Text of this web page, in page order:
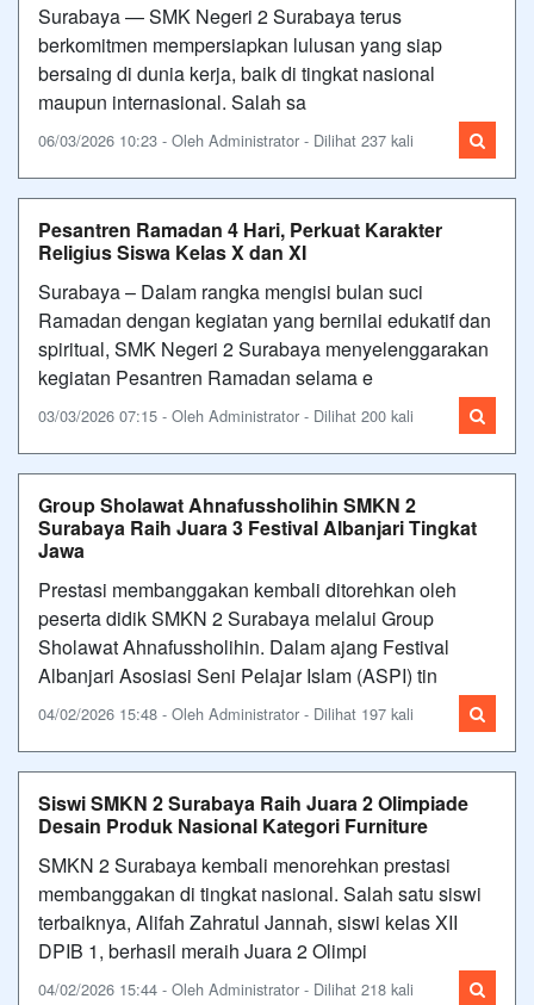
Surabaya — SMK Negeri 2 Surabaya terus
berkomitmen mempersiapkan lulusan yang siap
bersaing di dunia kerja, baik di tingkat nasional
maupun internasional. Salah sa
06/03/2026 10:23 - Oleh Administrator - Dilihat 237 kali
Pesantren Ramadan 4 Hari, Perkuat Karakter
Religius Siswa Kelas X dan XI
Surabaya – Dalam rangka mengisi bulan suci
Ramadan dengan kegiatan yang bernilai edukatif dan
spiritual, SMK Negeri 2 Surabaya menyelenggarakan
kegiatan Pesantren Ramadan selama e
03/03/2026 07:15 - Oleh Administrator - Dilihat 200 kali
Group Sholawat Ahnafussholihin SMKN 2
Surabaya Raih Juara 3 Festival Albanjari Tingkat
Jawa
Prestasi membanggakan kembali ditorehkan oleh
peserta didik SMKN 2 Surabaya melalui Group
Sholawat Ahnafussholihin. Dalam ajang Festival
Albanjari Asosiasi Seni Pelajar Islam (ASPI) tin
04/02/2026 15:48 - Oleh Administrator - Dilihat 197 kali
Siswi SMKN 2 Surabaya Raih Juara 2 Olimpiade
Desain Produk Nasional Kategori Furniture
SMKN 2 Surabaya kembali menorehkan prestasi
membanggakan di tingkat nasional. Salah satu siswi
terbaiknya, Alifah Zahratul Jannah, siswi kelas XII
DPIB 1, berhasil meraih Juara 2 Olimpi
04/02/2026 15:44 - Oleh Administrator - Dilihat 218 kali